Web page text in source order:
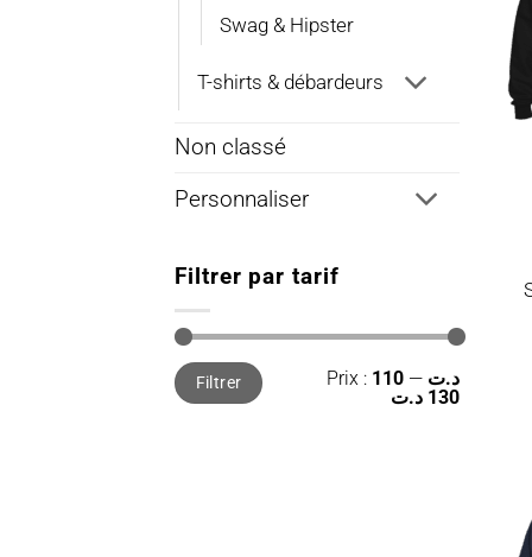
Swag & Hipster
T-shirts & débardeurs
Non classé
Personnaliser
Filtrer par tarif
Prix
min
Prix
maxFiltrer Prix : 110 د.ت —
130 د.ت